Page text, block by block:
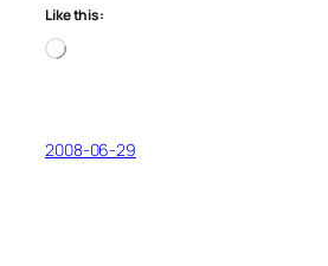
Like this:
Loading…
2008-06-29